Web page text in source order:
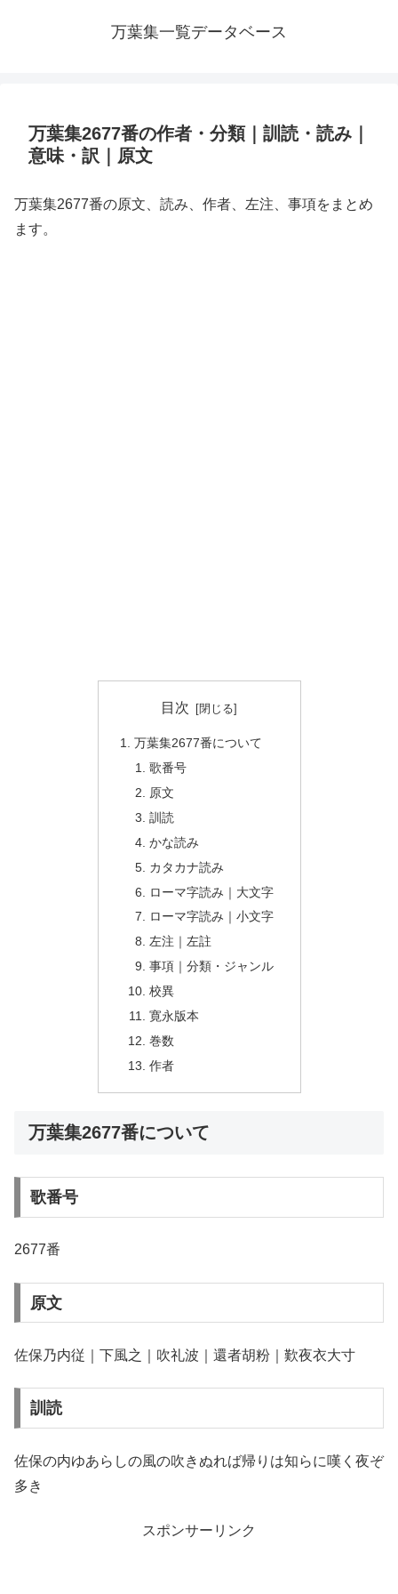
万葉集一覧データベース
万葉集2677番の作者・分類｜訓読・読み｜
意味・訳｜原文
万葉集2677番の原文、読み、作者、左注、事項をまとめ
ます。
目次
万葉集2677番について
歌番号
原文
訓読
かな読み
カタカナ読み
ローマ字読み｜大文字
ローマ字読み｜小文字
左注｜左註
事項｜分類・ジャンル
校異
寛永版本
巻数
作者
万葉集2677番について
歌番号
2677番
原文
佐保乃内従｜下風之｜吹礼波｜還者胡粉｜歎夜衣大寸
訓読
佐保の内ゆあらしの風の吹きぬれば帰りは知らに嘆く夜ぞ
多き
スポンサーリンク